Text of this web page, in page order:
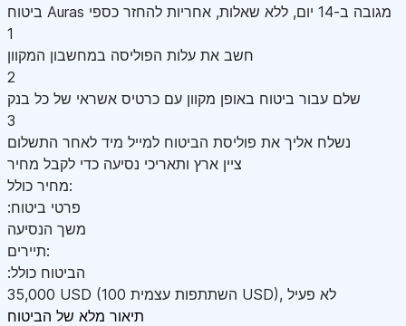
ביטוח Auras מגובה ב-14 יום, ללא שאלות, אחריות להחזר כספי
1
חשב את עלות הפוליסה במחשבון המקוון
2
שלם עבור ביטוח באופן מקוון עם כרטיס אשראי של כל בנק
3
נשלח אליך את פוליסת הביטוח למייל מיד לאחר התשלום
ציין ארץ ותאריכי נסיעה כדי לקבל מחיר
מחיר כולל:
:פרטי ביטוח
משך הנסיעה
תיירים:
:הביטוח כולל
35,000 USD USD), לא פעיל
תיאור מלא של הביטוח